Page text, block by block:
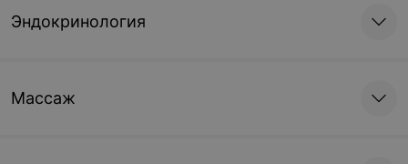
Эндокринология
Массаж